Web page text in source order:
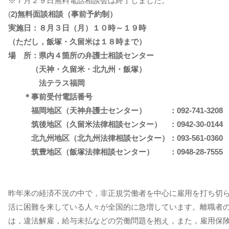
(2)無料面談相談（事前予約制）
実施日：８月３日（月）１０時～１９時
（ただし，飯塚・久留米は１８時まで）
場 所：県内４箇所の弁護士相談センター
（天神・久留米・北九州・飯塚）
法テラス福岡
＊事前受付電話番号
福岡地区（天神弁護士センター） ：092-741-3208
筑後地区（久留米法律相談センター） ：0942-30-0144
北九州地区（北九州法律相談センター）：093-561-0360
筑豊地区（飯塚法律相談センター） ：0948-28-7555
昨年来の経済不況の中で，非正規労働者を中心に雇用を打ち切
活に困難を来している人々が全国的に急増しています。離職者
は，違法解雇，給与未払などの労働問題を抱え，また，雇用保